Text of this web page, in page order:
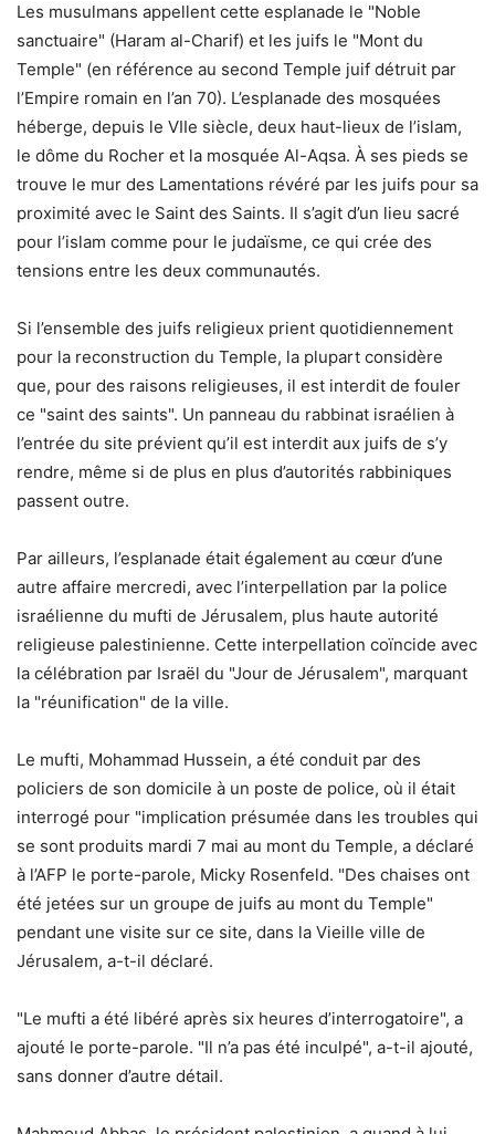
Les musulmans appellent cette esplanade le "Noble
sanctuaire" (Haram al-Charif) et les juifs le "Mont du
Temple" (en référence au second Temple juif détruit par
l’Empire romain en l’an 70). L’esplanade des mosquées
héberge, depuis le VIIe siècle, deux haut-lieux de l’islam,
le dôme du Rocher et la mosquée Al-Aqsa. À ses pieds se
trouve le mur des Lamentations révéré par les juifs pour sa
proximité avec le Saint des Saints. Il s’agit d’un lieu sacré
pour l’islam comme pour le judaïsme, ce qui crée des
tensions entre les deux communautés.
Si l’ensemble des juifs religieux prient quotidiennement
pour la reconstruction du Temple, la plupart considère
que, pour des raisons religieuses, il est interdit de fouler
ce "saint des saints". Un panneau du rabbinat israélien à
l’entrée du site prévient qu’il est interdit aux juifs de s’y
rendre, même si de plus en plus d’autorités rabbiniques
passent outre.
Par ailleurs, l’esplanade était également au cœur d’une
autre affaire mercredi, avec l’interpellation par la police
israélienne du mufti de Jérusalem, plus haute autorité
religieuse palestinienne. Cette interpellation coïncide avec
la célébration par Israël du "Jour de Jérusalem", marquant
la "réunification" de la ville.
Le mufti, Mohammad Hussein, a été conduit par des
policiers de son domicile à un poste de police, où il était
interrogé pour "implication présumée dans les troubles qui
se sont produits mardi 7 mai au mont du Temple, a déclaré
à l’AFP le porte-parole, Micky Rosenfeld. "Des chaises ont
été jetées sur un groupe de juifs au mont du Temple"
pendant une visite sur ce site, dans la Vieille ville de
Jérusalem, a-t-il déclaré.
"Le mufti a été libéré après six heures d’interrogatoire", a
ajouté le porte-parole. "Il n’a pas été inculpé", a-t-il ajouté,
sans donner d’autre détail.